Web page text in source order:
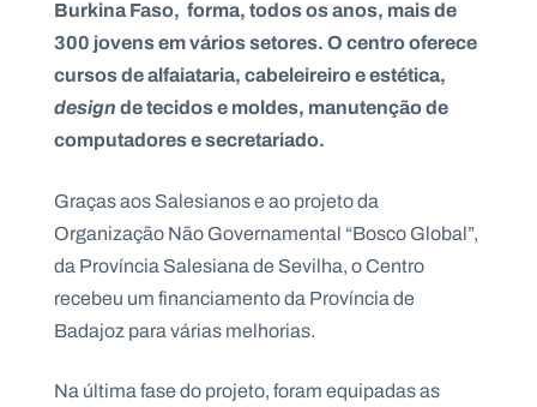
Burkina Faso, forma, todos os anos, mais de
300 jovens em vários setores. O centro oferece
cursos de alfaiataria, cabeleireiro e estética,
designde tecidos e moldes, manutenção de
computadores e secretariado.
Graças aos Salesianos e ao projeto da
Organização Não Governamental “Bosco Global”,
da Província Salesiana de Sevilha, o Centro
recebeu um financiamento da Província de
Badajoz para várias melhorias.
Na última fase do projeto, foram equipadas as
S
a
l
e
s
i
a
s
.
p
t
e n